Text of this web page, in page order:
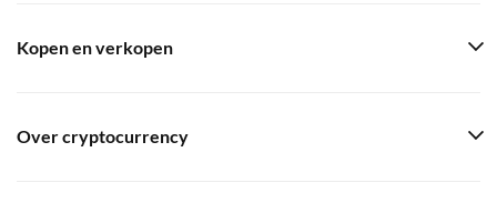
Kopen en verkopen
Over cryptocurrency